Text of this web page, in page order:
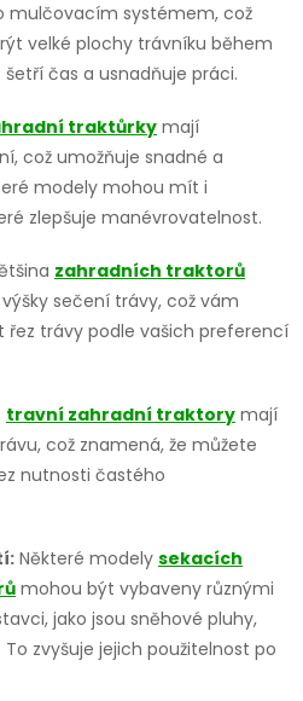
mulčovacím systémem, což
velké plochy trávníku během
čas a usnadňuje práci.
traktůrky mají
což umožňuje snadné a
modely mohou mít i
zlepšuje manévrovatelnost.
zahradních traktorů
sečení trávy, což vám
řez trávy podle vašich preferencí
travní zahradní traktory mají
což znamená, že můžete
nutnosti častého
Některé modely sekacích
mohou být vybaveny různými
jako jsou sněhové pluhy,
zvyšuje jejich použitelnost po